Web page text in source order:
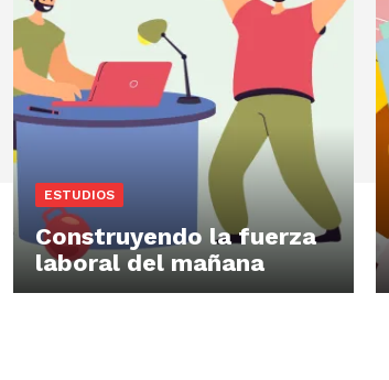
ESTUDIOS
Construyendo la fuerza
laboral del mañana